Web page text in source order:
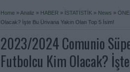
Home »Analiz » HABER » İSTATİSTİK » News »
Olacak? İşte Bu Ünvana Yakın Olan Top 5 İsim!
2023/2024 Comunio
Futbolcu Kim Olacak?